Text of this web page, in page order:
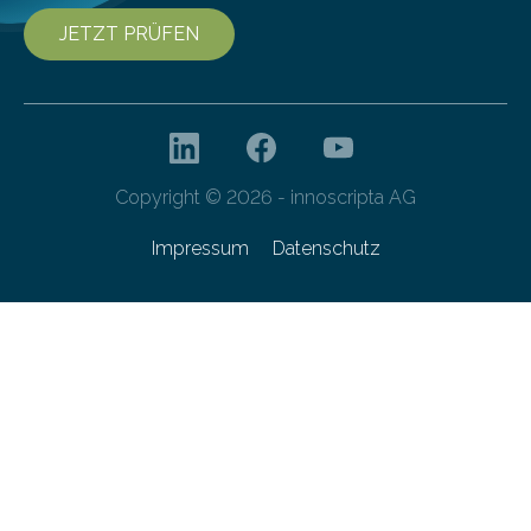
JETZT PRÜFEN
Copyright © 2026 - innoscripta AG
Impressum Datenschutz